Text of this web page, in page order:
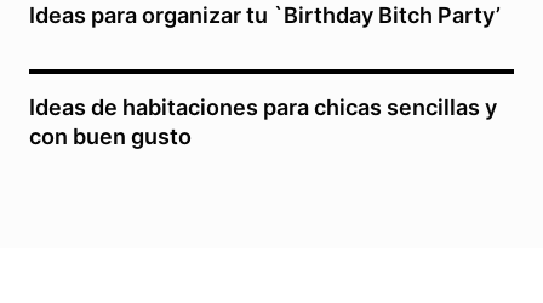
Ideas para organizar tu `Birthday Bitch Party’
Ideas de habitaciones para chicas sencillas y
con buen gusto